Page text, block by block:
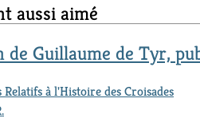
aussi aimé
de Guillaume de Tyr,
Relatifs à l'Histoire des Croisades